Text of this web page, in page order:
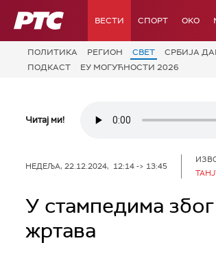
РТС ВЕСТИ СПОРТ OKO
ПОЛИТИКА РЕГИОН СВЕТ СРБИЈА
ПОДКАСТ
ЕУ МОГУЋНОСТИ 2026
Читај ми!
НЕДЕЉА, 22.12.2024, 12:14 -> 13:45
У стампедима
жртава